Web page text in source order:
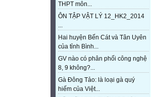
THPT môn...
ÔN TẬP VẬT LÝ 12_HK2_2014
...
Hai huyện Bến Cát và Tân Uyên
của tỉnh Bình...
GV nào có phân phối công nghệ
8, 9 không?...
Gà Đông Tảo: là loại gà quý
hiếm của Việt...